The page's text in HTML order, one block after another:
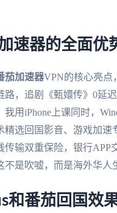
速器的全面优
茄加速器VPN的核心亮
路，追剧《甄嬛传》0延
我用iPhone上课同时，
精选回国影音、游戏加
传输双重保险，银行APP
不是吹嘘，而是海外华人
和番茄回国效